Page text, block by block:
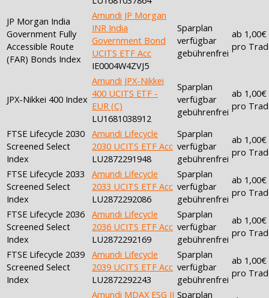
JP Morgan India
Government Fully
Accessible Route
(FAR) Bonds Index
Amundi JP Morgan
INR India
Government Bond
UCITS ETF Acc
IE0004W4ZVJ5
Sparplan
verfügbar
gebührenfrei
ab 1,00€
pro
JPX-Nikkei 400 Index
Amundi JPX-Nikkei
400 UCITS ETF -
EUR (C)
LU1681038912
Sparplan
verfügbar
gebührenfrei
ab 1,00€
pro
FTSE Lifecycle 2030
Screened Select
Index
Amundi Lifecycle
2030 UCITS ETF Acc
LU2872291948
Sparplan
verfügbar
gebührenfrei
ab 1,00€
pro
FTSE Lifecycle 2033
Screened Select
Index
Amundi Lifecycle
2033 UCITS ETF Acc
LU2872292086
Sparplan
verfügbar
gebührenfrei
ab 1,00€
pro
FTSE Lifecycle 2036
Screened Select
Index
Amundi Lifecycle
2036 UCITS ETF Acc
LU2872292169
Sparplan
verfügbar
gebührenfrei
ab 1,00€
pro
FTSE Lifecycle 2039
Screened Select
Index
Amundi Lifecycle
2039 UCITS ETF Acc
LU2872292243
Sparplan
verfügbar
gebührenfrei
ab 1,00€
pro
Amundi MDAX ESG II Sparplan